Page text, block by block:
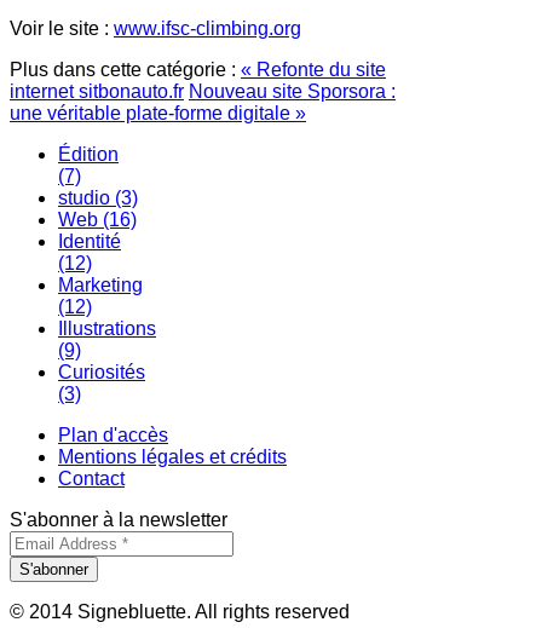
Voir le site : www.ifsc-climbing.org
Plus dans cette catégorie : « Refonte du site
internet sitbonauto.fr Nouveau site Sporsora :
une véritable plate-forme digitale »
Édition
(7)
studio (3)
Web (16)
Identité
(12)
Marketing
(12)
Illustrations
(9)
Curiosités
(3)
Plan d'accès
Mentions légales et crédits
Contact
S'abonner à la newsletter
© 2014 Signebluette. All rights reserved